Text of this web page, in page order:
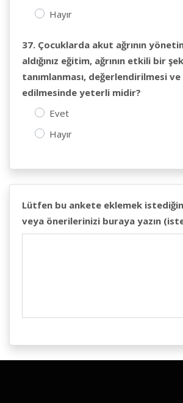
Hayır
37. Çocuklarda akut ağrının
aldığınız eğitim, ağrının etkili bir
tanımlanması, değerlendirilmesi
edilmesinde yeterli midir?
Evet
Hayır
Lütfen bu ankete eklemek
veya önerilerinizi buraya yazın